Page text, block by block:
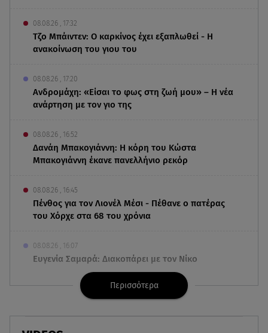
08.08.26 , 17:32
Τζο Μπάιντεν: Ο καρκίνος έχει εξαπλωθεί - Η
ανακοίνωση του γιου του
08.08.26 , 17:20
Ανδρομάχη: «Είσαι το φως στη ζωή μου» – Η νέα
ανάρτηση με τον γιο της
08.08.26 , 16:52
Δανάη Μπακογιάννη: Η κόρη του Κώστα
Μπακογιάννη έκανε πανελλήνιο ρεκόρ
08.08.26 , 16:45
Πένθος για τον Λιονέλ Μέσι - Πέθανε ο πατέρας
του Χόρχε στα 68 του χρόνια
08.08.26 , 16:07
Ευγενία Σαμαρά: Διακοπάρει με τον Νίκο
Μουτσινά - Πού βρίσκονται;
Back to black: η διαχρονική αξία του μαύρου
Περισσότερα